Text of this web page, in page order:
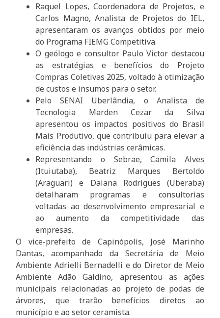
Raquel Lopes, Coordenadora de Projetos, e
Carlos Magno, Analista de Projetos do IEL,
apresentaram os avanços obtidos por meio
do Programa FIEMG Competitiva.
O geólogo e consultor Paulo Victor destacou
as estratégias e benefícios do Projeto
Compras Coletivas 2025, voltado à otimização
de custos e insumos para o setor.
Pelo SENAI Uberlândia, o Analista de
Tecnologia Marden Cezar da Silva
apresentou os impactos positivos do Brasil
Mais Produtivo, que contribuiu para elevar a
eficiência das indústrias cerâmicas.
Representando o Sebrae, Camila Alves
(Ituiutaba), Beatriz Marques Bertoldo
(Araguari) e Daiana Rodrigues (Uberaba)
detalharam programas e consultorias
voltadas ao desenvolvimento empresarial e
ao aumento da competitividade das
empresas.
O vice-prefeito de Capinópolis, José Marinho
Dantas, acompanhado da Secretária de Meio
Ambiente Adrielli Bernadelli e do Diretor de Meio
Ambiente Adão Galdino, apresentou as ações
municipais relacionadas ao projeto de podas de
árvores, que trarão benefícios diretos ao
município e ao setor ceramista.